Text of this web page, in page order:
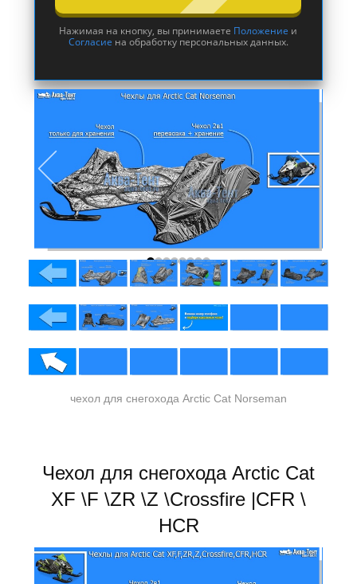
Нажимая на кнопку, вы принимаете Положение и
Согласие на обработку персональных данных.
чехол для снегохода Arctic Cat Norseman
Чехол для снегохода Arctic Cat
XF \F \ZR \Z \Crossfire |CFR \
HCR